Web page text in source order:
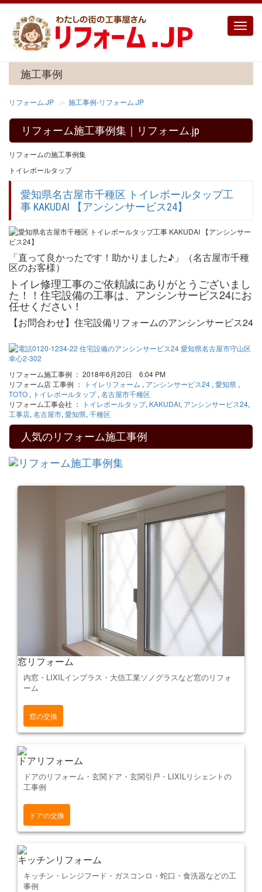
Toggle
施工事例
リフォーム.JP 施工事例‐リフォーム.JP
リフォーム施工事例集｜リフォーム.jp
リフォームの施工事例集
トイレボールタップ
愛知県名古屋市千種区 トイレボールタップ工
事 KAKUDAI 【アンシンサービス24】
「直って良かったです！助かりました♪」（名古屋市千種
区のお客様）
トイレ修理工事のご依頼誠にありがとうございまし
た！！住宅設備の工事は、アンシンサービス24にお
任せください！
【お問合わせ】住宅設備リフォームのアンシンサービス24
リフォーム施工事例 ： 2018年6月20日 6:04 PM
リフォーム店 工事例 ：
トイレリフォーム , アンシンサービス24 , 愛知県 ,
TOTO , トイレボールタップ, 名古屋市千種区
リフォーム工事会社 ：
トイレボールタップ, KAKUDAI, アンシンサービス24,
工事店, 名古屋市, 愛知県, 千種区
人気のリフォーム施工事例
窓リフォーム
内窓・LIXILインプラス・大信工業ソノグラスなど窓のリフォ
ーム
窓の交換
ドアリフォーム
ドアのリフォーム・玄関ドア・玄関引戸・LIXILリシェントの
工事例
ドアの交換
キッチンリフォーム
キッチン・レンジフード・ガスコンロ・蛇口・食洗器などの工
事例